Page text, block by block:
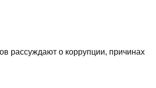
рассуждают о коррупции, причинах